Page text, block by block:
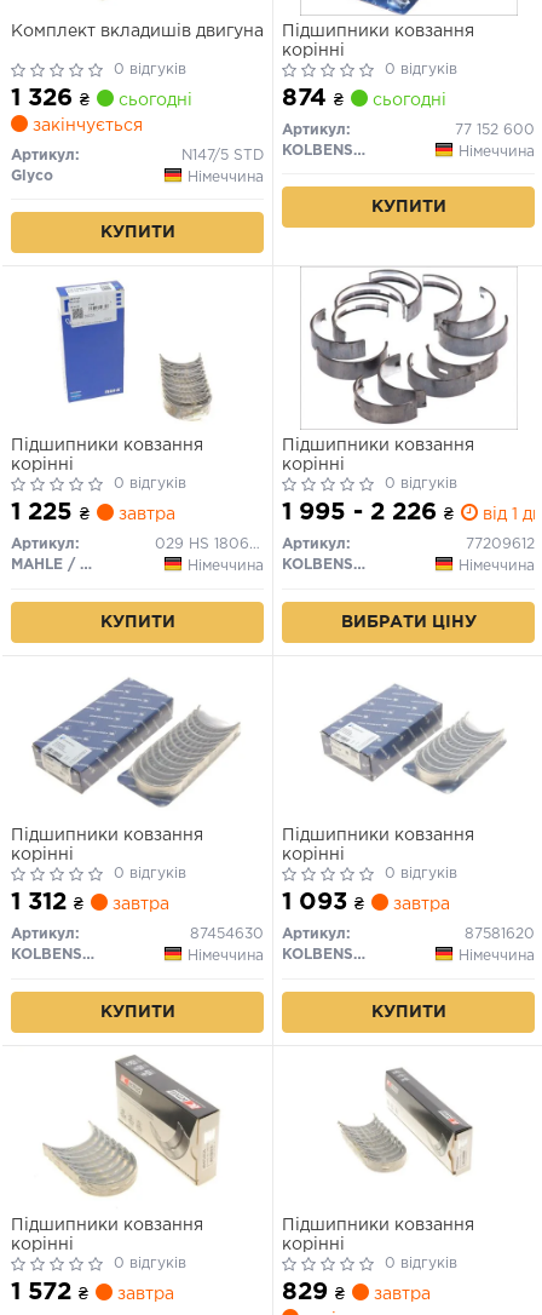
Комплект вкладишів двигуна
0 відгуків
1 326 ₴
сьогодні
закінчується
Артикул:
N147/5 STD
Glyco
Німеччина
КУПИТИ
Підшипники ковзання
корінні
0 відгуків
874 ₴ сьогодні
Артикул:
77 152 600
KOLBENSCHMIDT
Німеччина
КУПИТИ
Підшипники ковзання
корінні
0 відгуків
1 225 ₴ завтра
Артикул:
029 HS 18067 000
MAHLE / KNECHT
Німеччина
КУПИТИ
Підшипники ковзання
корінні
0 відгуків
1 995 - 2 226 ₴ від 1
Артикул:
77209612
KOLBENSCHMIDT
Німеччина
ВИБРАТИ ЦІНУ
Підшипники ковзання
корінні
0 відгуків
1 312 ₴ завтра
Артикул:
87454630
KOLBENSCHMIDT
Німеччина
КУПИТИ
Підшипники ковзання
корінні
0 відгуків
1 093 ₴ завтра
Артикул:
87581620
KOLBENSCHMIDT
Німеччина
КУПИТИ
Підшипники ковзання
корінні
0 відгуків
1 572 ₴ завтра
Підшипники ковзання
корінні
0 відгуків
829 ₴
завтра